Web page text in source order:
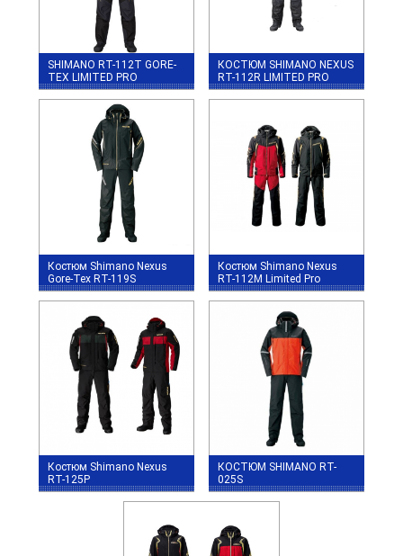
SHIMANO RT-112T GORE-
TEX LIMITED PRO
КОСТЮМ SHIMANO NEXUS
RT-112R LIMITED PRO
Костюм Shimano Nexus
Gore-Tex RT-119S
Костюм Shimano Nexus
RT-112M Limited Pro
Костюм Shimano Nexus
RT-125P
КОСТЮМ SHIMANO RT-
025S